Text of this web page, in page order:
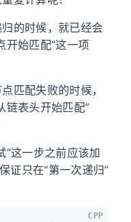
的时候，就已经会
开始匹配”这一项
匹配失败的时候，
链表头开始匹配”
”这一步之前应该加
证只在“第一次递归”
CPP